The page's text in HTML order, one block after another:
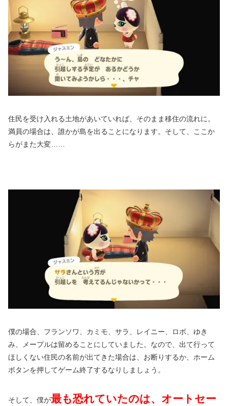
住民を受け入れる土地があいていれば、そのまま移住の流れに。
満員の場合は、誰かが島を出ることになります。そして、ここか
らがまた大変……
僕の場合、フランソワ、カミモ、サラ、レイニー、ロボ、ゆき
み、メープルは留めることにしていました。なので、出て行って
ほしくない住民の名前が出てきた場合は、お断りするか、ホーム
ボタンを押してゲーム終了するなりしましょう。
そして、僕が最も恐れていたのは、オートセー